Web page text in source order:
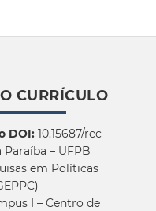
CURRÍCULO
DOI:10.15687/rec
– UFPB
em Políticas
I – Centro de